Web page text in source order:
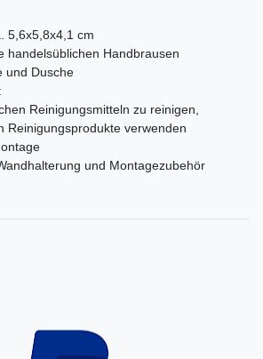
5,6x5,8x4,1 cm
handelsüblichen Handbrausen
und Dusche
Reinigungsmitteln zu reinigen,
Reinigungsprodukte verwenden
und Montagezubehör